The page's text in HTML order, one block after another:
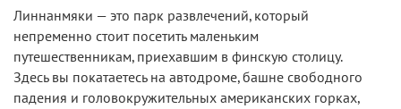
Линнанмяки — это парк развлечений, который
непременно стоит посетить маленьким
путешественникам, приехавшим в финскую столицу.
Здесь вы покатаетесь на автодроме, башне свободного
падения и головокружительных американских горках,